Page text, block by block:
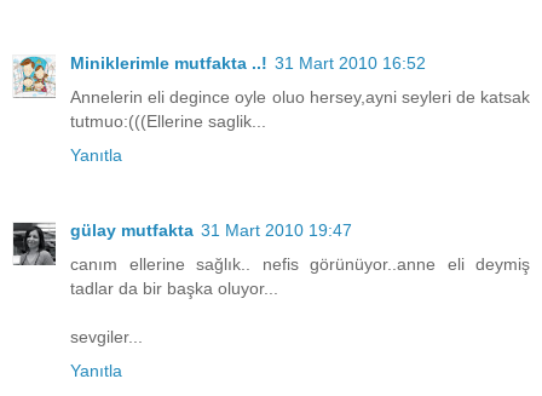
Miniklerimle mutfakta ..! 31 Mart 2010 16:52
Annelerin eli degince oyle oluo hersey,ayni seyleri de katsak
tutmuo:(((Ellerine saglik...
Yanıtla
gülay mutfakta 31 Mart 2010 19:47
canım ellerine sağlık.. nefis görünüyor..anne eli deymiş
tadlar da bir başka oluyor...
sevgiler...
Yanıtla